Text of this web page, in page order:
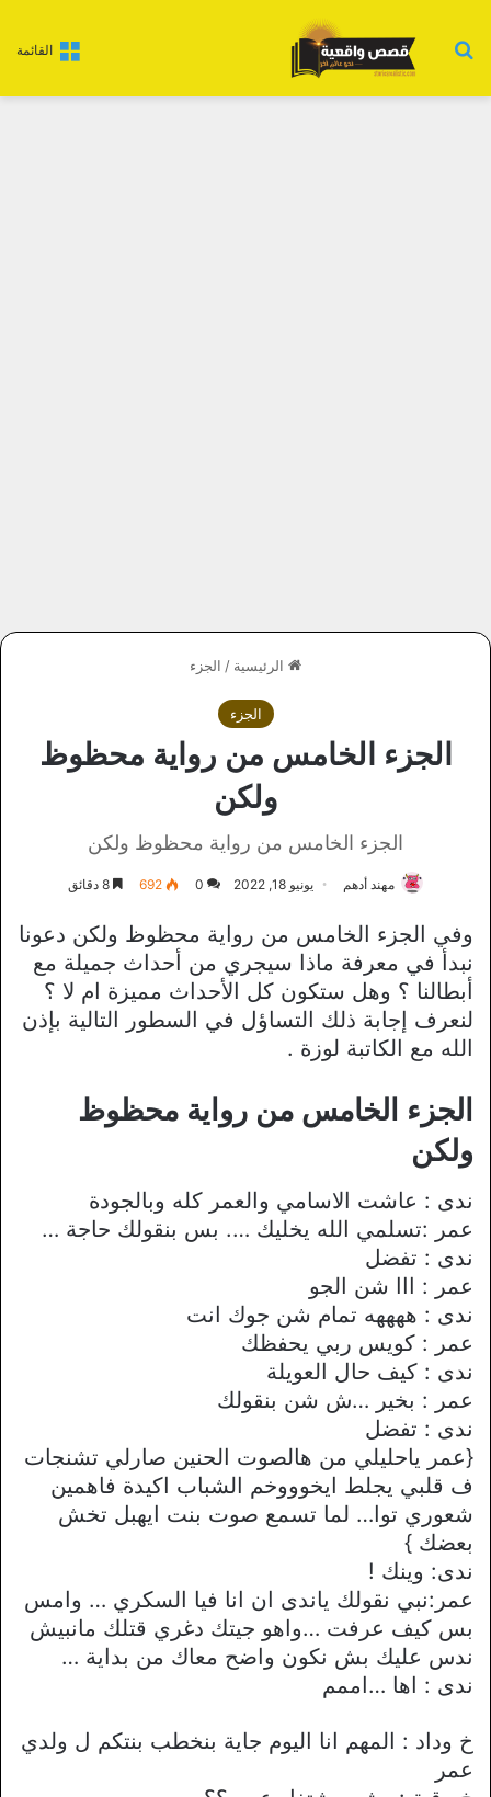
القائمة بحث عن
الرئيسية / الجزء
الجزء
الجزء الخامس من رواية محظوظ
ولكن
الجزء الخامس من رواية محظوظ ولكن
مهند أدهم يونيو 18, 2022 0
692
وفي الجزء الخامس من رواية محظوظ ولكن دعونا
نبدأ في معرفة ماذا سيجري من أحداث جميلة مع
أبطالنا ؟ وهل ستكون كل الأحداث مميزة ام لا ؟
لنعرف إجابة ذلك التساؤل في السطور التالية بإذن
الله مع الكاتبة لوزة .
الجزء الخامس من رواية محظوظ
ولكن
ندى : عاشت اﻻسامي والعمر كله وبالجودة
عمر :تسلمي الله يخليك …. بس بنقولك حاجة …
ندى : تفضل
عمر : ااا شن الجو
ندى : ههههه تمام شن جوك انت
عمر : كويس ربي يحفظك
ندى : كيف حال العويلة
عمر : بخير …ش شن بنقولك
ندى : تفضل
{عمر ياحليلي من هالصوت الحنين صارلي تشنجات
ف قلبي يجلط ايخوووخم الشباب اكيدة فاهمين
شعوري توا… لما تسمع صوت بنت ايهبل تخش
بعضك }
ندى: وينك !
عمر:نبي نقولك ياندى ان انا فيا السكري … وامس
بس كيف عرفت …واهو جيتك دغري قتلك مانبيش
ندس عليك بش نكون واضح معاك من بداية …
ندى : اها …اممم
خ وداد : المهم انا اليوم جاية بنخطب بنتكم ل ولدي
عمر